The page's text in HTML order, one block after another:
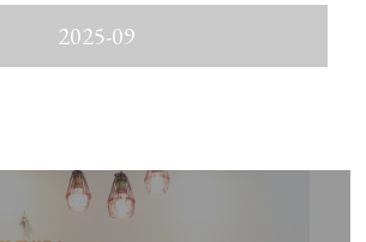
2025-09